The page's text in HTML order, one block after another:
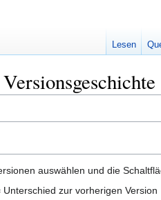
auswählen und die
zur vorherigen Version
Lesen